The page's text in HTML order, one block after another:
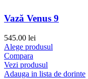
Vază Venus 9
545.00 lei
Alege produsul
Compara
Vezi produsul
Adauga in lista de dorinte